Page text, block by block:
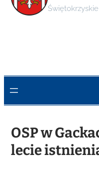
Świętokrzyskie
OSP w
lecie